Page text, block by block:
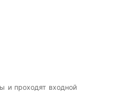
и проходят входной